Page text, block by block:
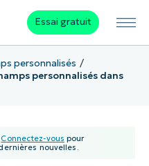
Essai gratuit
personnalisés
personnalisés dans
Connectez-vous pour
nouvelles.